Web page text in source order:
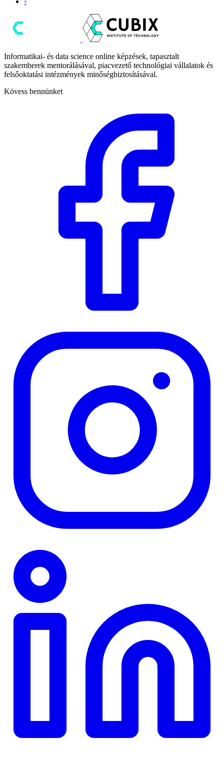
Informatikai- és data science online képzések, tapasztalt
szakemberek mentorálásával, piacvezető technológiai vállalatok és
felsőoktatási intézmények minőségbiztosításával.
Kövess bennünket